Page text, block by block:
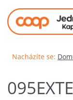
Nacházíte se: